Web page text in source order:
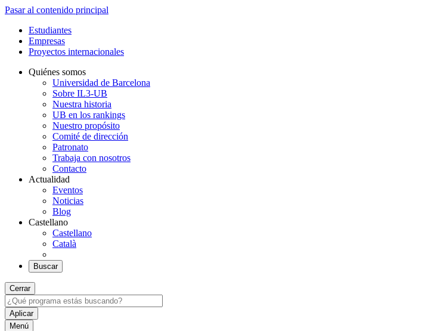
Pasar al contenido principal
Estudiantes
Empresas
Proyectos internacionales
Quiénes somos
Universidad de Barcelona
Sobre IL3-UB
Nuestra historia
UB en los rankings
Nuestro propósito
Comité de dirección
Patronato
Trabaja con nosotros
Contacto
Actualidad
Eventos
Noticias
Blog
Castellano
Castellano
Català
Buscar
Cerrar
Menú